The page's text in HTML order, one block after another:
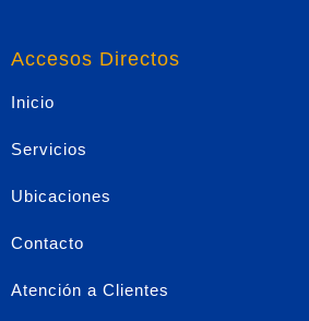
Accesos Directos
Inicio
Servicios
Ubicaciones
Contacto
Atención a Clientes